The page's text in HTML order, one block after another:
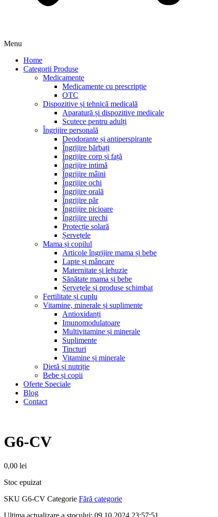
Menu
Home
Categorii Produse
Medicamente
Medicamente cu prescripție
OTC
Dispozitive și tehnică medicală
Aparatură și dispozitive medicale
Scutece pentru adulți
Îngrijire personală
Deodorante și antiperspirante
Îngrijire bărbați
Îngrijire corp și față
Îngrijire intimă
Îngrijire mâini
Îngrijire ochi
Îngrijire orală
Îngrijire păr
Îngrijire picioare
Îngrijire urechi
Protecție solară
Șervețele
Mama și copilul
Articole îngrijire mama și bebe
Lapte și mâncare
Maternitate și lehuzie
Sănătate mama și bebe
Șervețele și produse schimbat
Fertilitate și cuplu
Vitamine, minerale și suplimente
Antioxidanți
Imunomodulatoare
Multivitamine și minerale
Suplimente
Tincturi
Vitamine și minerale
Dietă și nutriție
Bebe și copii
Oferte Speciale
Blog
Contact
G6-CV
0,00 lei
Stoc epuizat
SKU G6-CV Categorie Fără categorie
Ultima actualizare a stocului: 09.10.2024 23:57:51